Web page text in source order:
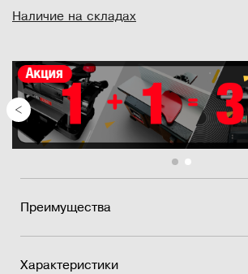
Предусмотрено два основных режима:
Фильтрация двухступенчатая: наружный
электростатический фи...
Наличие на складах
Преимущества
Характеристики